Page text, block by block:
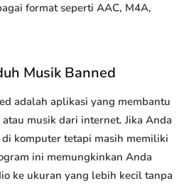
format seperti AAC, M4A,
Musik Banned
adalah aplikasi yang membantu
musik dari internet. Jika Anda
komputer tetapi masih memiliki
ini memungkinkan Anda
ke ukuran yang lebih kecil tanpa